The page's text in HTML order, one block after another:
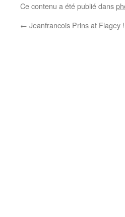
Ce contenu a été publié dans
← Jeanfrancois Prins at Flagey !